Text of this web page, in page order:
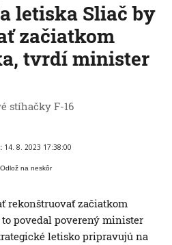
letiska Sliač by
začiatkom
tvrdí minister
stíhačky F-16
14. 8. 2023 17:38:00
Odlož na neskôr
rekonštruovať začiatkom
to povedal poverený minister
letisko pripravujú na